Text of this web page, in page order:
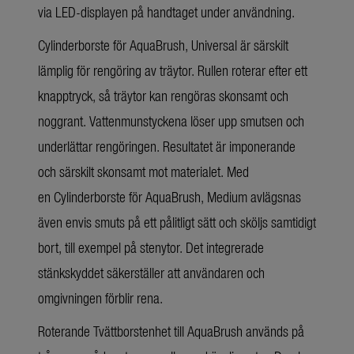
via LED-displayen på handtaget under användning.
Cylinderborste för AquaBrush, Universal är särskilt
lämplig för rengöring av träytor. Rullen roterar efter ett
knapptryck, så träytor kan rengöras skonsamt och
noggrant. Vattenmunstyckena löser upp smutsen och
underlättar rengöringen. Resultatet är imponerande
och särskilt skonsamt mot materialet. Med
en Cylinderborste för AquaBrush, Medium avlägsnas
även envis smuts på ett pålitligt sätt och sköljs samtidigt
bort, till exempel på stenytor. Det integrerade
stänkskyddet säkerställer att användaren och
omgivningen förblir rena.
Roterande Tvättborstenhet till AquaBrush används på